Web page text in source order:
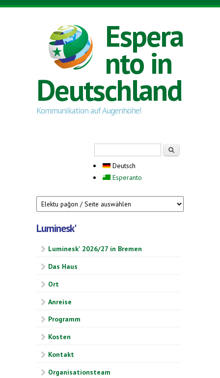
Direkt zum Inhalt
Espera
nto in
Deutschland
Kommunikation auf Augenhöhe!
Deutsch
Esperanto
Luminesk'
Luminesk' 2026/27 in Bremen
Das Haus
Ort
Anreise
Programm
Kosten
Kontakt
Organisationsteam